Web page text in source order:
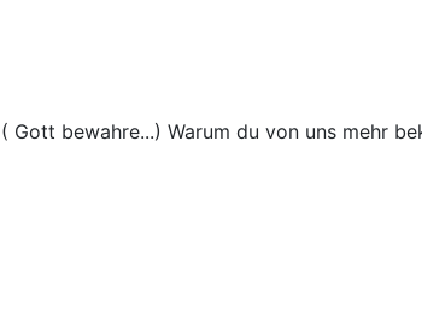
bewahre...) Warum du von uns mehr